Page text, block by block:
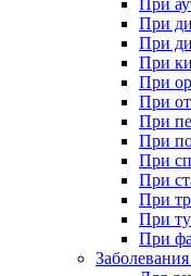
При
При
При
При
При
При
При
При
При
При
При
При
При